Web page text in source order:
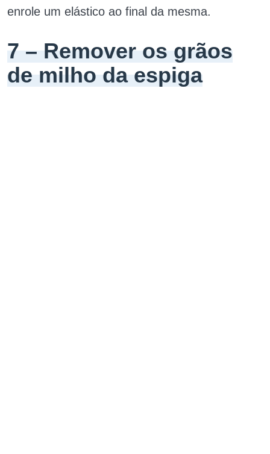
enrole um elástico ao final da mesma.
7 – Remover os grãos
de milho da espiga